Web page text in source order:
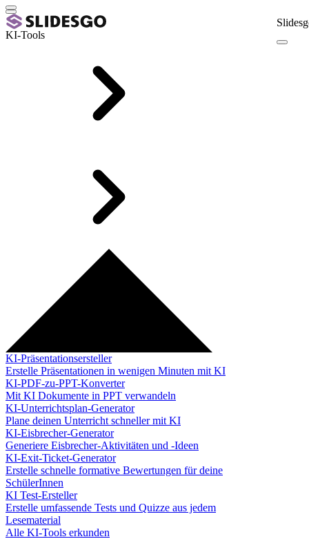
KI-Tools
KI-Präsentationsersteller
Erstelle Präsentationen in wenigen Minuten mit KI
KI-PDF-zu-PPT-Konverter
Mit KI Dokumente in PPT verwandeln
KI-Unterrichtsplan-Generator
Plane deinen Unterricht schneller mit KI
KI-Eisbrecher-Generator
Generiere Eisbrecher-Aktivitäten und -Ideen
KI-Exit-Ticket-Generator
Erstelle schnelle formative Bewertungen für deine
SchülerInnen
KI Test-Ersteller
Erstelle umfassende Tests und Quizze aus jedem
Lesematerial
Alle KI-Tools erkunden